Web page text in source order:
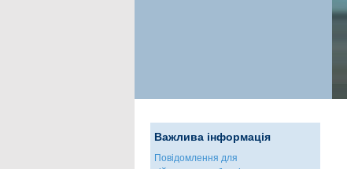
Важлива інформація
Повідомлення для